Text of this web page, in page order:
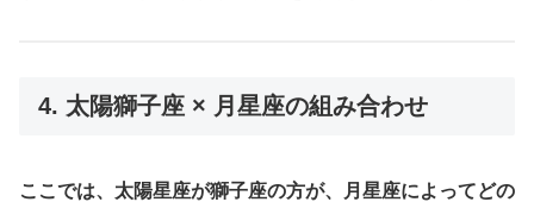
4. 太陽獅子座 × 月星座の組み合わせ
ここでは、太陽星座が獅子座の方が、月星座によってどの